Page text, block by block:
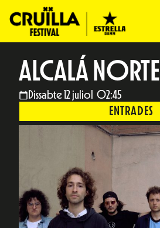
ALCALÁ NORTE
Dissabte 12 juliol 02:45
ENTRADES